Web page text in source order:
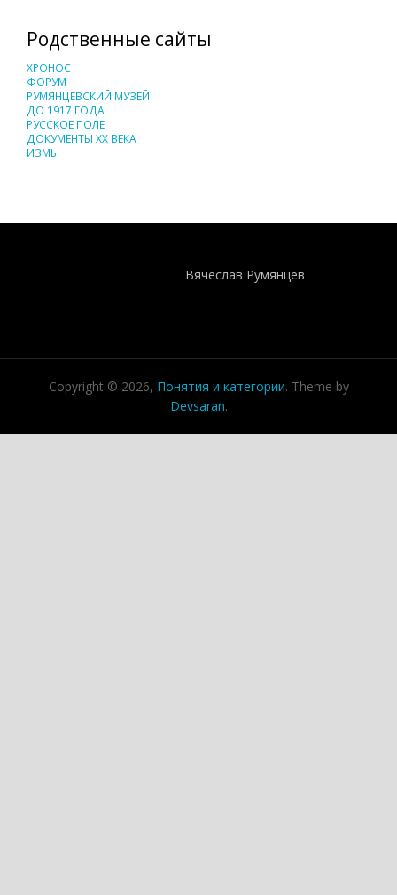
Родственные сайты
ХРОНОС
ФОРУМ
РУМЯНЦЕВСКИЙ МУЗЕЙ
ДО 1917 ГОДА
РУССКОЕ ПОЛЕ
ДОКУМЕНТЫ XX ВЕКА
ИЗМЫ
Вячеслав Румянцев
Copyright © 2026, Понятия и категории. Theme by
Devsaran.